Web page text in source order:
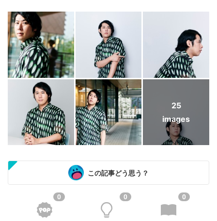
25
images
この記事どう思う？
0 0 0